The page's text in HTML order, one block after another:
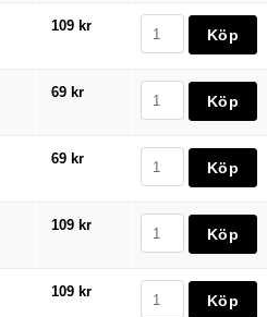
109 kr
69 kr
69 kr
109 kr
109 kr